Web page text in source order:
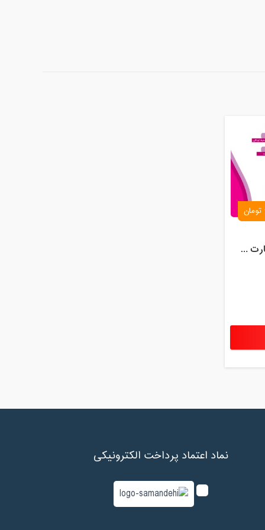
وبینار تخصصی مبانی و مهارت های تربیت کودک
نماد اعتماد پرداخت الکترونیکی